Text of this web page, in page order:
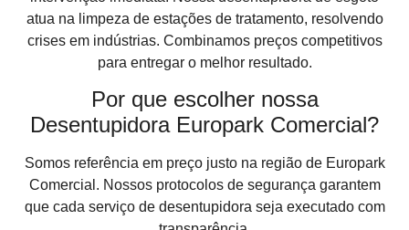
atua na limpeza de estações de tratamento, resolvendo
crises em indústrias. Combinamos preços competitivos
para entregar o melhor resultado.
Por que escolher nossa
Desentupidora Europark Comercial?
Somos referência em preço justo na região de Europark
Comercial. Nossos protocolos de segurança garantem
que cada serviço de desentupidora seja executado com